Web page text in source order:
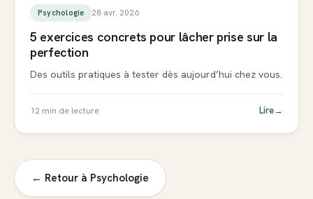
Psychologie 28 avr. 2026
5 exercices concrets pour lâcher prise sur la
perfection
Des outils pratiques à tester dès aujourd’hui chez vous.
12 min de lecture Lire→
← Retour à Psychologie